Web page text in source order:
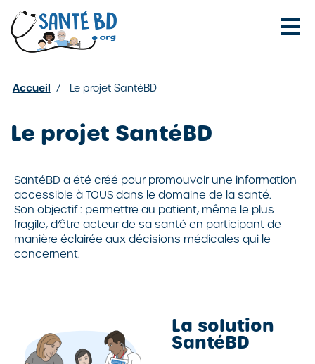
Je configure mes cookies
Accueil / Le projet SantéBD
Le projet SantéBD
SantéBD a été créé pour promouvoir une information
accessible à TOUS dans le domaine de la santé.
Son objectif : permettre au patient, même le plus
fragile, d’être acteur de sa santé en participant de
manière éclairée aux décisions médicales qui le
concernent.
La solution
SantéBD